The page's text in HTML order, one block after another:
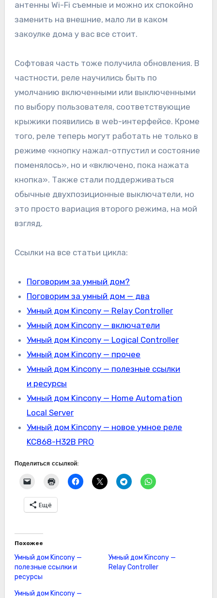
антенны Wi-Fi съемные и можно их спокойно
заменить на внешние, мало ли в каком
закоулке дома у вас все стоит.
Софтовая часть тоже получила обновления. В
частности, реле научились быть по
умолчанию включенными или выключенными
по выбору пользователя, соответствующие
крыжики появились в web-интерфейсе. Кроме
того, реле теперь могут работать не только в
режиме «кнопку нажал-отпустил и состояние
поменялось», но и «включено, пока нажата
кнопка». Также стали поддерживаться
обычные двухпозиционные выключатели, но
это просто вариация второго режима, на мой
взгляд.
Ссылки на все статьи цикла:
Поговорим за умный дом?
Поговорим за умный дом — два
Умный дом Kincony — Relay Controller
Умный дом Kincony — включатели
Умный дом Kincony — Logical Controller
Умный дом Kincony — прочее
Умный дом Kincony — полезные ссылки
и ресурсы
Умный дом Kincony — Home Automation
Local Server
Умный дом Kincony — новое умное реле
KC868-H32B PRO
Поделиться ссылкой:
Ещё
Похожее
Умный дом Kincony —
полезные ссылки и
ресурсы
Умный дом Kincony —
Relay Controller
Умный дом Kincony —